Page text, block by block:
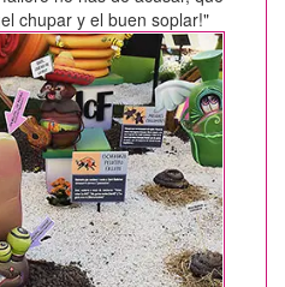
chupar y el buen soplar!"